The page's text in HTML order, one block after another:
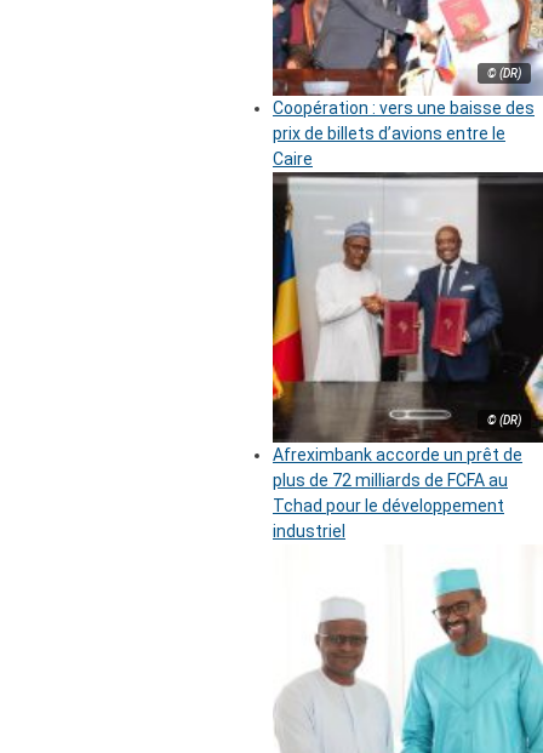
© (DR)
Coopération : vers une baisse des
prix de billets d’avions entre le
Caire
© (DR)
Afreximbank accorde un prêt de
plus de 72 milliards de FCFA au
Tchad pour le développement
industriel